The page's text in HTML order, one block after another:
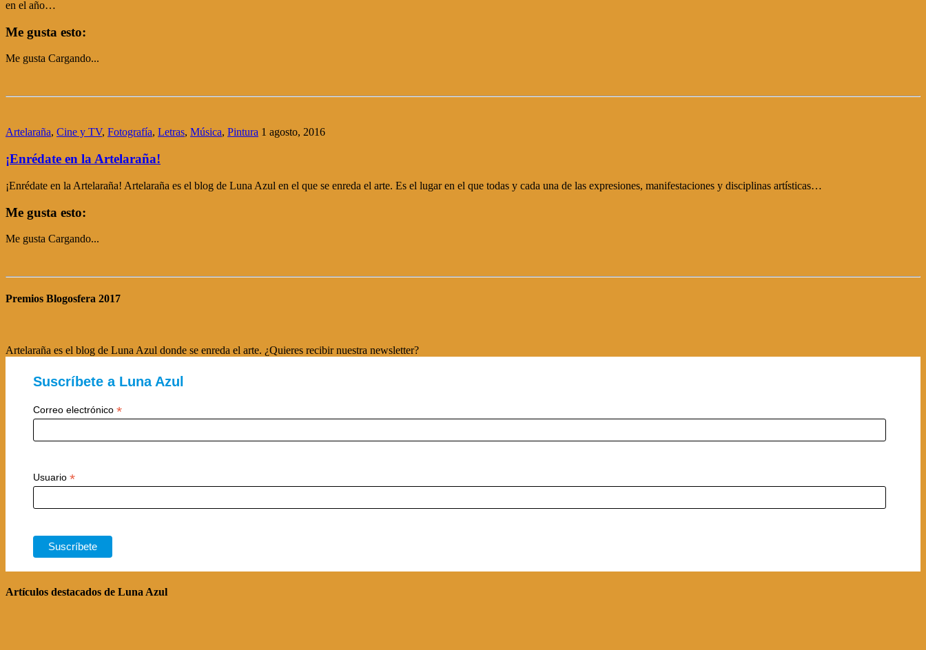
en el año…
Me gusta esto:
Me gusta Cargando...
Artelaraña, Cine y TV, Fotografía, Letras, Música, Pintura 1 agosto, 2016
¡Enrédate en la Artelaraña!
¡Enrédate en la Artelaraña! Artelaraña es el blog de Luna Azul en el que se enreda el arte. Es el lugar en el que todas y cada una de las expresiones, manifestaciones y disciplinas artísticas…
Me gusta esto:
Me gusta Cargando...
Premios Blogosfera 2017
Artelaraña es el blog de Luna Azul donde se enreda el arte. ¿Quieres recibir nuestra newsletter?
Suscríbete a Luna Azul
Correo electrónico *
Usuario *
Artículos destacados de Luna Azul